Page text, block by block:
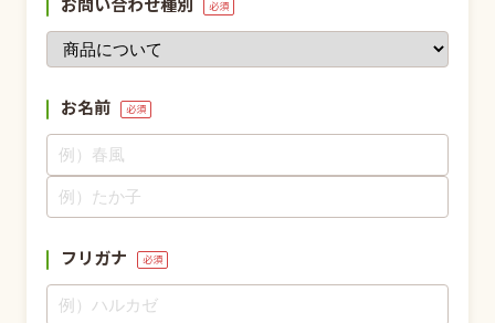
必須
お名前 必須
フリガナ 必須